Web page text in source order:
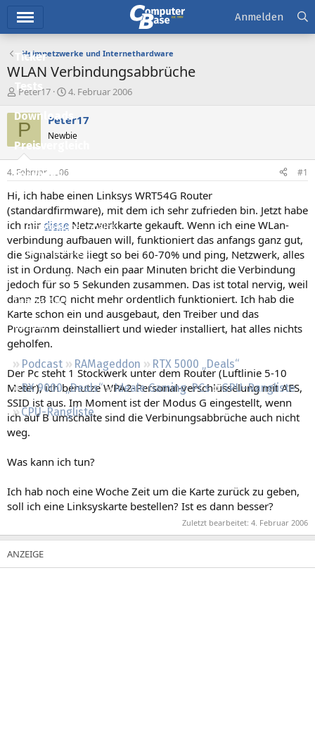
Ticker
Tests
Downloads
Preisvergleich
Forum
Aktuelles
Empfohlene Inhalte
Neue Beiträge
Neueste Aktivitäten
Leserartikel
Regeln
Podcast RAMageddon
RTX 5000 „Deals“
RX 9000 „Deals“
Ideale Gaming-PCs
GPU-Rangliste
CPU-Rangliste
Anmelden
Heimnetzwerke und Internethardware
WLAN Verbindungsabbrüche
E
s
e
l
e
Peter17
E
s
e
l
t
a
4. Februar 2006
P Peter17
Newbie
4. Februar 2006 #1
Hi, ich habe einen Linksys WRT54G Router
(standardfirmware), mit dem ich sehr zufrieden bin. Jetzt habe
ich mir diese Netzwerkkarte gekauft. Wenn ich eine WLan-
verbindung aufbauen will, funktioniert das anfangs ganz gut,
die Signalstärke liegt so bei 60-70% und ping, Netzwerk, alles
ist in Ordung. Nach ein paar Minuten bricht die Verbindung
jedoch für so 5 Sekunden zusammen. Das ist total nervig, weil
dann zB ICQ nicht mehr ordentlich funktioniert. Ich hab die
Karte schon ein und ausgebaut, den Treiber und das
Programm deinstalliert und wieder installiert, hat alles nichts
geholfen.
Der Pc steht 1 Stockwerk unter dem Router (Luftlinie 5-10
Meter), ich benutze WPA2-Personal-verschlüsselung mit AES,
SSID ist aus. Im Moment ist der Modus G eingestellt, wenn
ich auf B umschalte sind die Verbinungsabbrüche auch nicht
weg.
Was kann ich tun?
Ich hab noch eine Woche Zeit um die Karte zurück zu geben,
soll ich eine Linksyskarte bestellen? Ist es dann besser?
Zuletzt bearbeitet: 4. Februar 2006